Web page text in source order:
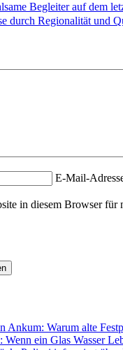
Begleiter auf dem
durch Regionalität und
E-Mail-
in diesem Browser für
Ankum: Warum alte
ein Glas Wasser